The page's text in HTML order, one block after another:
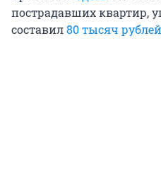
пострадавших квартир,
составил80 тысяч рублей